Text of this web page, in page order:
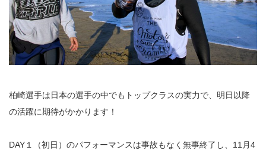
柏崎選手は日本の選手の中でもトップクラスの実力で、明日以降
の活躍に期待がかかります！
DAY１（初日）のパフォーマンスは事故もなく無事終了し、11月4